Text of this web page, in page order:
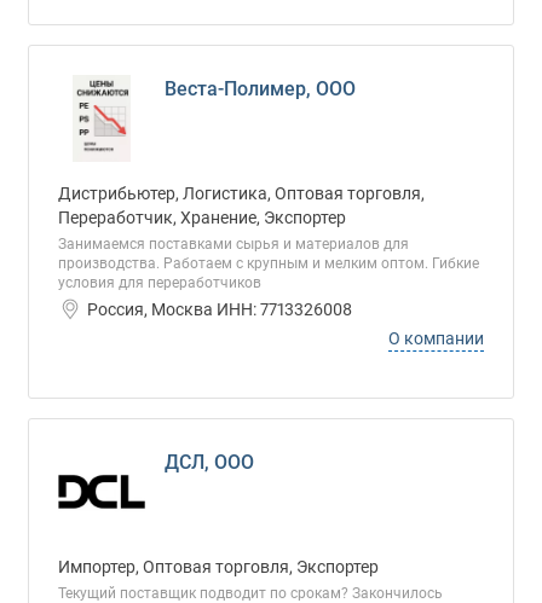
Веста-Полимер, ООО
Дистрибьютер, Логистика, Оптовая торговля,
Переработчик, Хранение, Экспортер
Занимаемся поставками сырья и материалов для
производства. Работаем с крупным и мелким оптом. Гибкие
условия для переработчиков
Россия, Москва ИНН: 7713326008
О компании
ДСЛ, ООО
Импортер, Оптовая торговля, Экспортер
Текущий поставщик подводит по срокам? Закончилось